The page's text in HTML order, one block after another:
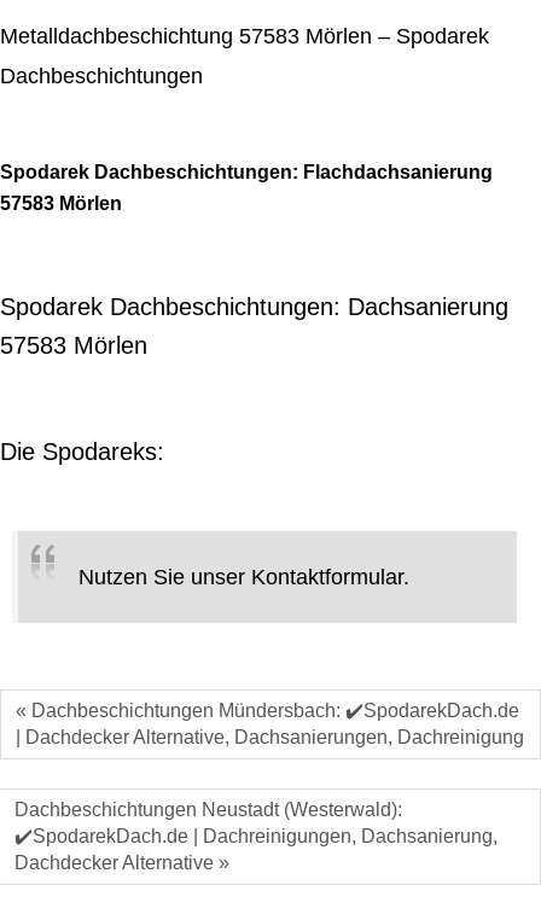
Metalldachbeschichtung 57583 Mörlen – Spodarek
Dachbeschichtungen
Spodarek Dachbeschichtungen: Flachdachsanierung
57583 Mörlen
Spodarek Dachbeschichtungen: Dachsanierung
57583 Mörlen
Die Spodareks:
Nutzen Sie unser Kontaktformular.
« Dachbeschichtungen Mündersbach: ✔️SpodarekDach.de
| Dachdecker Alternative, Dachsanierungen, Dachreinigung
Dachbeschichtungen Neustadt (Westerwald):
✔️SpodarekDach.de | Dachreinigungen, Dachsanierung,
Dachdecker Alternative »